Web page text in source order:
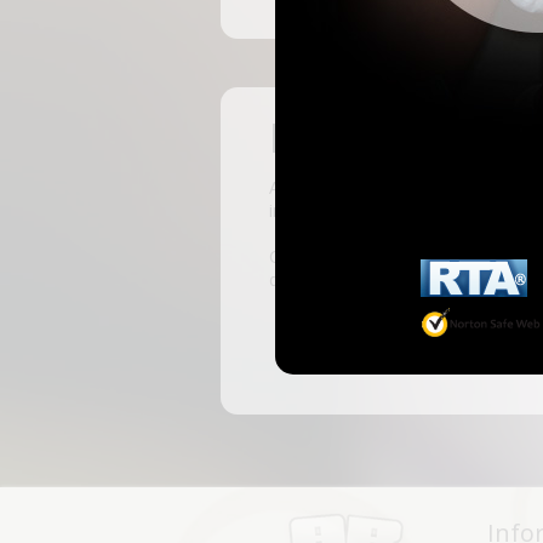
Pas encore
ABKingdom est le site français de
inscrivant, vous pourrez accéder
C'est rapide et gratuit, des milliers
discussions, faire des rencontres,